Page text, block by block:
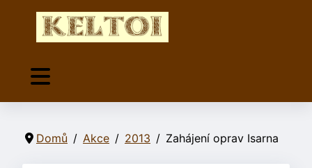
Domů Akce 2013 Zahájení oprav Isarna